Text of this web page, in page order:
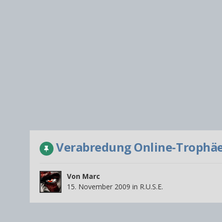
Verabredung Online-
Von Marc
15. November 2009 in R.U.S.E.